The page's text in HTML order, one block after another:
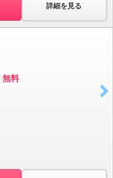
詳細を見る
無料